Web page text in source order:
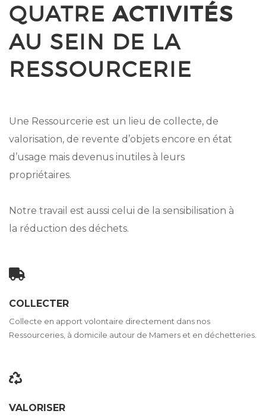
QUATREACTIVITÉS
AU SEIN DE LA
RESSOURCERIE
Une Ressourcerie est un lieu de collecte, de
valorisation, de revente d’objets encore en état
d’usage mais devenus inutiles à leurs
propriétaires.
Notre travail est aussi celui de la sensibilisation à
la réduction des déchets.
COLLECTER
Collecte en apport volontaire directement dans nos
Ressourceries, à domicile autour de Mamers et en déchetteries.
VALORISER